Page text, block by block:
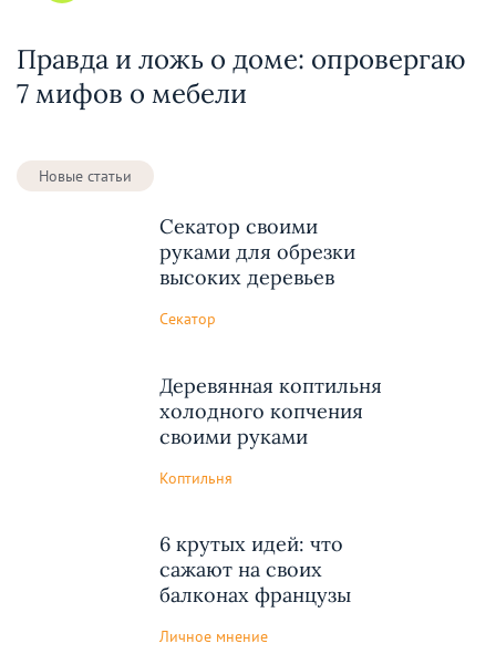
Правда и ложь о доме: опровергаю
7 мифов о мебели
Новые статьи
Секатор своими
руками для обрезки
высоких деревьев
Секатор
Деревянная коптильня
холодного копчения
своими руками
Коптильня
6 крутых идей: что
сажают на своих
балконах французы
Личное мнение